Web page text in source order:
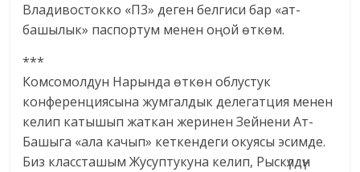
Владивостокко «П3» деген белгиси бар «ат-
башылык» паспортум менен оңой өткөм.
***
Комсомолдун Нарында өткөн облустук
конференциясына жумгалдык делегатция менен
келип катышып жаткан жеринен Зейнени Ат-
Башыга «ала качып» кеткендеги окуясы эсимде.
Биз классташым Жусуптукуна келип, Рыскүлдүн